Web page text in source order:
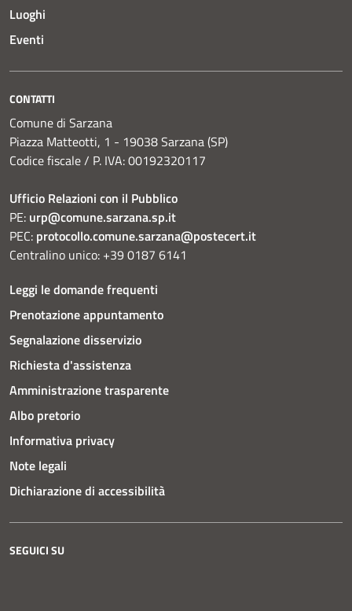
Luoghi
Eventi
CONTATTI
Comune di Sarzana
Piazza Matteotti, 1 - 19038 Sarzana (SP)
Codice fiscale / P. IVA: 00192320117
Ufficio Relazioni con il Pubblico
PE: urp@comune.sarzana.sp.it
PEC: protocollo.comune.sarzana@postecert.it
Centralino unico: +39 0187 6141
Leggi le domande frequenti
Prenotazione appuntamento
Segnalazione disservizio
Richiesta d'assistenza
Amministrazione trasparente
Albo pretorio
Informativa privacy
Note legali
Dichiarazione di accessibilità
SEGUICI SU